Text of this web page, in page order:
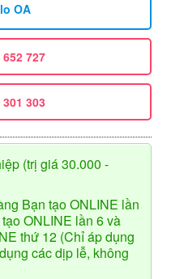
OA
652 727
303
(trị giá 30.000 -
Bạn tạo ONLINE lần
ONLINE lần 6 và
thứ 12 (Chỉ áp dụng
các dịp lễ, không